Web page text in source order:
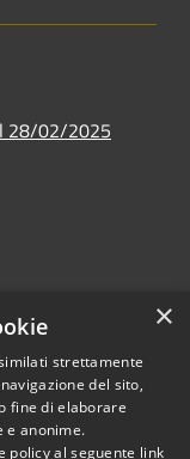
28/02/2025
© 2026 • Comune di
×
strettamente
del sito,
fine di elaborare
e anonime.
policy al seguente link